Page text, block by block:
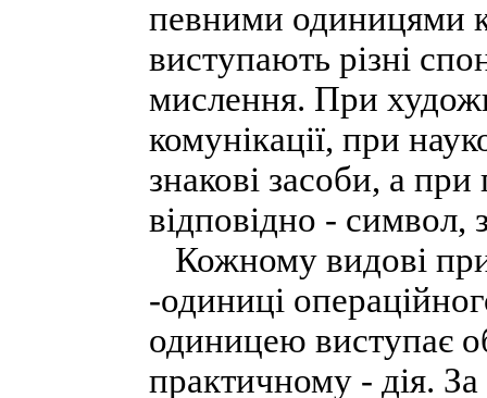
певними одиницями
виступають різні
мислення. При
комунікації, при
знакові засоби, а
відповідно - символ,
Кожному видові
-одиниці
одиницею виступає
практичному - дія.